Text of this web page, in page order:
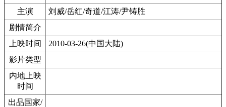
主演
刘威/岳红/奇道/江涛/尹铸胜
剧情简介
上映时间
2010-03-26(中国大陆)
影片类型
内地上映
时间
出品国家/